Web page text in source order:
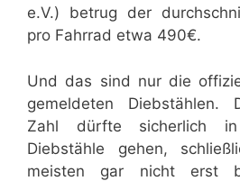
e.V.) betrug der
pro Fahrrad etwa 490€.
Und das sind nur die
gemeldeten Diebstählen.
Zahl dürfte sicherlich
Diebstähle gehen,
meisten gar nicht erst